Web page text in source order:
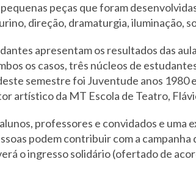
peças que foram
direção, dramaturgia, iluminação,
apresentam os resultados das
os casos, três núcleos de
semestre foi Juventude anos
artístico da MT Escola de Teatro,
professores e convidados e uma
podem contribuir com a
o ingresso solidário (ofertado de